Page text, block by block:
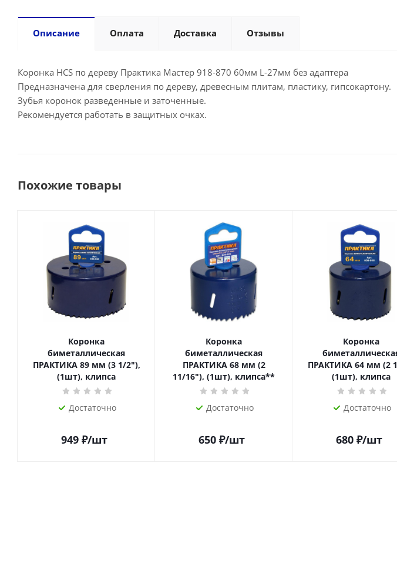
Описание Оплата Доставка Отзывы
Коронка HCS по дереву Практика Мастер 918-870 60мм L-27мм без адаптера
Предназначена для сверления по дереву, древесным плитам, пластику, гипсокартону.
Зубья коронок разведенные и заточенные.
Рекомендуется работать в защитных очках.
Похожие товары
Коронка
биметаллическая
ПРАКТИКА 89 мм (3 1/2"),
(1шт), клипса
Достаточно
949 ₽/шт
Коронка
биметаллическая
ПРАКТИКА 68 мм (2
11/16"), (1шт), клипса**
Достаточно
650 ₽/шт
Коронка
ПРАКТИКА 64 мм (2 1/2"),
(1шт), клипса
Достаточно
680 ₽/шт